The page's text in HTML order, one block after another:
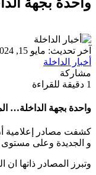
آخر تحديث: مايو 15, 2024 4:22 م
أخبار الداخلة
مشاركة
1 دقيقة للقراءة
واحدة بجهة الداخلة… المغرب يشرع في بناء
و الجديدة وعلى مستوى
وتبرز المصادر ذاتها ان